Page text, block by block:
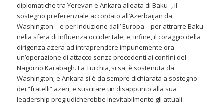
diplomatiche tra Yerevan e Ankara alleata di Baku -, il
sostegno preferenziale accordato all’Azerbaijan da
Washington – e per induzione dall’ Europa – per attrarre Baku
nella sfera di influenza occidentale, e, infine, il coraggio della
dirigenza azera ad intraprendere impunemente ora
un’operazione di attacco senza precedenti ai confini del
Nagorno Karabagh. La Turchia, si sa, è sostenuta da
Washington; e Ankara si è da sempre dichiarata a sostegno
dei “fratelli” azeri, e suscitare un disappunto alla sua
leadership pregiudicherebbe inevitabilmente gli attuali